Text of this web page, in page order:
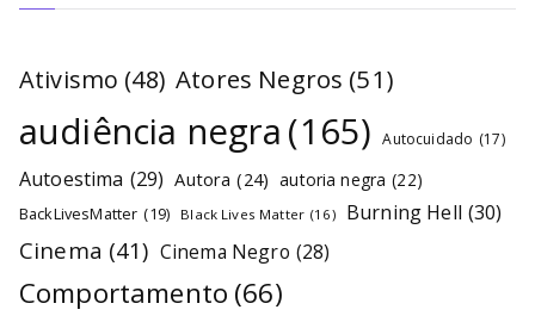
Ativismo (48) Atores Negros (51)
audiência negra (165) Autocuidado (17)
Autoestima (29) Autora (24) autoria negra (22)
BackLivesMatter (19) Black Lives Matter (16) Burning Hell (30)
Cinema (41) Cinema Negro (28)
Comportamento (66)